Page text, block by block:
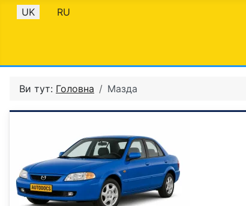
Оберіть свою мову
UK RU
Ви тут: Головна Мазда